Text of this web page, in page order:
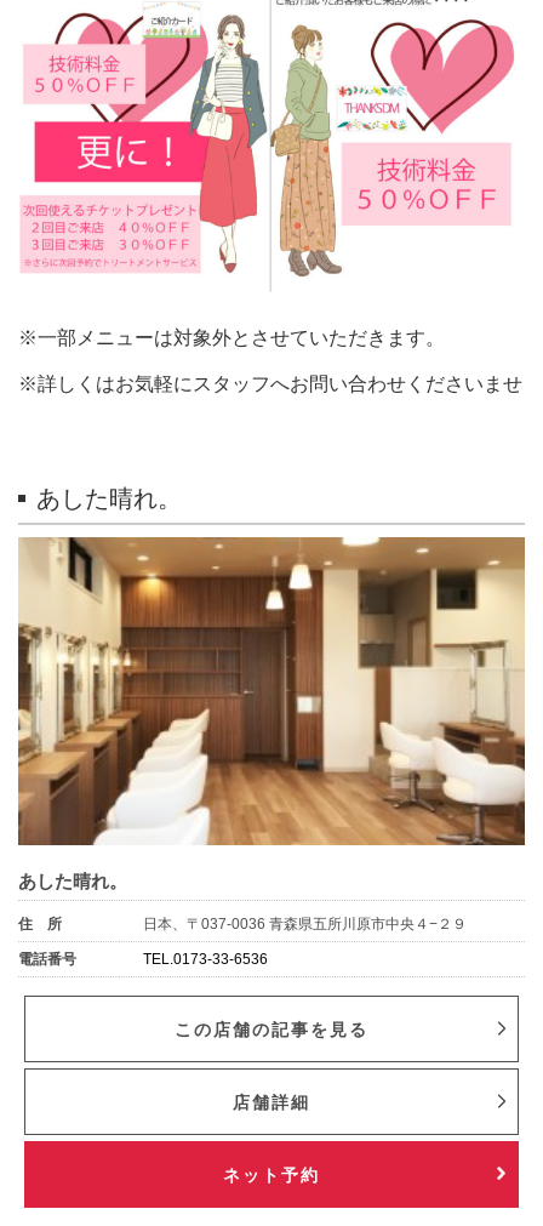
※一部メニューは対象外とさせていただきます。
※詳しくはお気軽にスタッフへお問い合わせくださいませ
あした晴れ。
あした晴れ。
住 所 日本、〒037-0036 青森県五所川原市中央４−２９
電話番号 TEL.0173-33-6536
この店舗の記事を見る
店舗詳細
ネット予約